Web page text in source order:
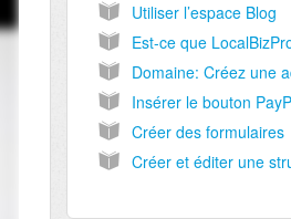
Utiliser l’espace Blog
Insérer le bouton
Créer des formulaires
Créer et éditer une